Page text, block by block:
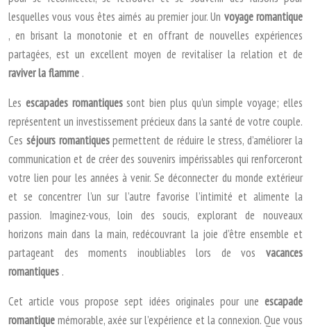
lesquelles vous vous êtes aimés au premier jour. Un voyage romantique
, en brisant la monotonie et en offrant de nouvelles expériences
partagées, est un excellent moyen de revitaliser la relation et de
raviver la flamme .
Les escapades romantiquessont bien plus qu’un simple voyage; elles
représentent un investissement précieux dans la santé de votre couple.
Ces séjours romantiquespermettent de réduire le stress, d’améliorer la
communication et de créer des souvenirs impérissables qui renforceront
votre lien pour les années à venir. Se déconnecter du monde extérieur
et se concentrer l’un sur l’autre favorise l’intimité et alimente la
passion. Imaginez-vous, loin des soucis, explorant de nouveaux
horizons main dans la main, redécouvrant la joie d’être ensemble et
partageant des moments inoubliables lors de vos vacances
romantiques .
Cet article vous propose sept idées originales pour une escapade
romantiquemémorable, axée sur l’expérience et la connexion. Que vous